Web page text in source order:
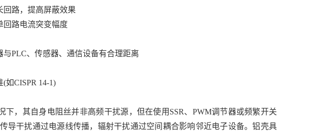
回路，提高屏蔽效果
回路电流突变幅度
PLC、传感器、通信设备有合理距离
如CISPR 14-1)
下，其自身电阻丝并非高频干扰源，但在使用SSR、PWM调节器或频繁开关
导干扰通过电源线传播，辐射干扰通过空间耦合影响邻近电子设备。铝壳具